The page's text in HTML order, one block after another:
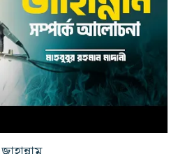
জাহান্নাম